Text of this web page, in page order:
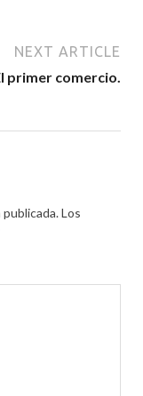
NEXT ARTICLE
primer comercio.
Los